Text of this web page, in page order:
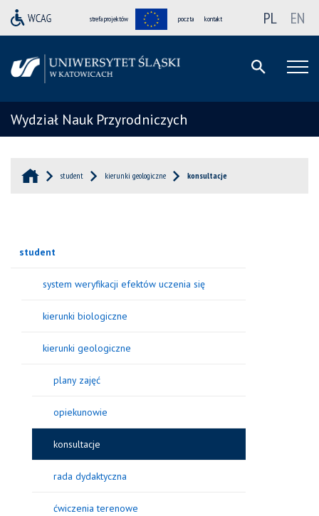
strefa projektów poczta kontakt PL EN
Wydział Nauk Przyrodniczych
student kierunki geologiczne konsultacje
student
system weryfikacji efektów uczenia się
kierunki biologiczne
kierunki geologiczne
plany zajęć
opiekunowie
konsultacje
rada dydaktyczna
ćwiczenia terenowe